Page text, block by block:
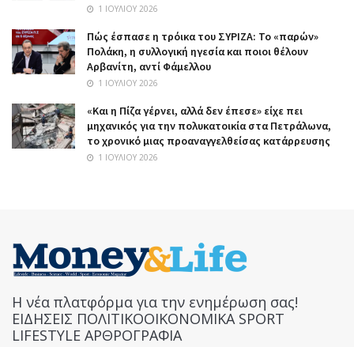
1 ΙΟΥΛΊΟΥ 2026
Πώς έσπασε η τρόικα του ΣΥΡΙΖΑ: Το «παρών»
Πολάκη, η συλλογική ηγεσία και ποιοι θέλουν
Αρβανίτη, αντί Φάμελλου
1 ΙΟΥΛΊΟΥ 2026
«Και η Πίζα γέρνει, αλλά δεν έπεσε» είχε πει
μηχανικός για την πολυκατοικία στα Πετράλωνα,
το χρονικό μιας προαναγγελθείσας κατάρρευσης
1 ΙΟΥΛΊΟΥ 2026
Η νέα πλατφόρμα για την ενημέρωση σας!
ΕΙΔΗΣΕΙΣ ΠΟΛΙΤΙΚΟΟΙΚΟΝΟΜΙΚΑ SPORT
LIFESTYLE ΑΡΘΡΟΓΡΑΦΙΑ